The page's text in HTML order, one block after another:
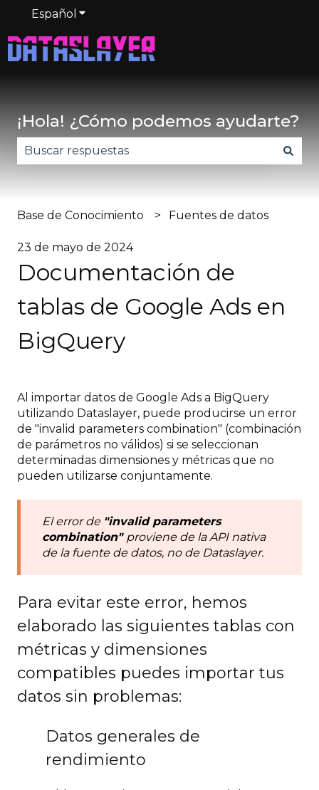
Español Traducciones de Mostrar submenú de
¡Hola! ¿Cómo podemos ayudarte?
Base de Conocimiento Fuentes de datos
23 de mayo de 2024
Documentación de
tablas de Google Ads en
BigQuery
Al importar datos de Google Ads a BigQuery
utilizando Dataslayer, puede producirse un error
de "invalid parameters combination" (combinación
de parámetros no válidos) si se seleccionan
determinadas dimensiones y métricas que no
pueden utilizarse conjuntamente.
El error de "invalid parameters
combination" proviene de la API nativa
de la fuente de datos, no de Dataslayer.
Para evitar este error, hemos
elaborado las siguientes tablas con
métricas y dimensiones
compatibles puedes importar tus
datos sin problemas:
Datos generales de
rendimiento